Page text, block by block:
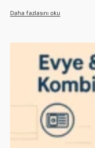
Daha fazlasını oku